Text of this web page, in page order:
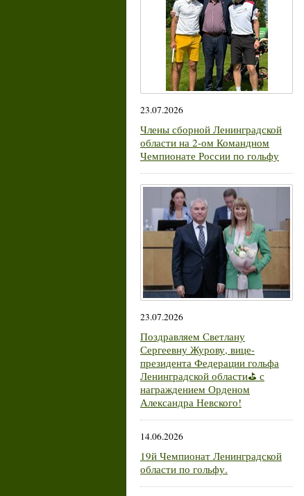
23.07.2026
Члены сборной Ленинградской
области на 2-ом Командном
Чемпионате России по гольфу
23.07.2026
Поздравляем Светлану
Сергеевну Журову, вице-
президента Федерации гольфа
Ленинградской области⛳ с
награждением Орденом
Александра Невского!
14.06.2026
19й Чемпионат Ленинградской
области по гольфу.